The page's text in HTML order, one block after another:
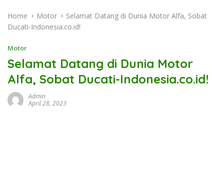
Home Motor
Selamat Datang di Dunia Motor Alfa, Sobat
Ducati-Indonesia.co.id!
Motor
Selamat Datang di Dunia Motor
Alfa, Sobat Ducati-Indonesia.co.id!
Admin
April 28, 2023